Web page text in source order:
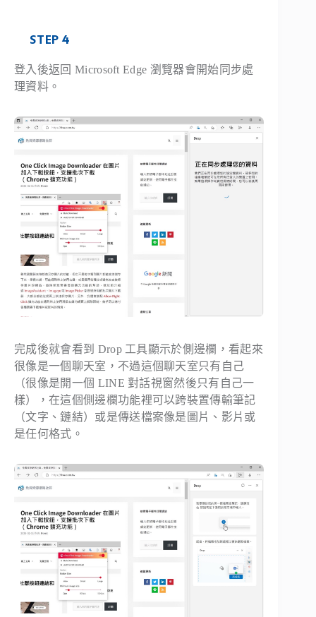
STEP 4
登入後返回 Microsoft Edge 瀏覽器會開始同步處
理資料。
完成後就會看到 Drop 工具顯示於側邊欄，看起來
很像是一個聊天室，不過這個聊天室只有自己
（很像是開一個 LINE 對話視窗然後只有自己一
樣），在這個側邊欄功能裡可以跨裝置傳輸筆記
（文字、鏈結）或是傳送檔案像是圖片、影片或
是任何格式。